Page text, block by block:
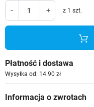
- + z 1 szt.
Płatność i dostawa
Wysyłka od: 14.90 zł
Informacja o zwrotach